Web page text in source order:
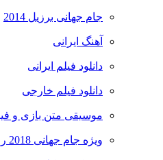
جام جهانی برزیل 2014
آهنگ ایرانی
دانلود فیلم ایرانی
دانلود فیلم خارجی
موسیقی متن بازی و
ویژه جام جهانی 2018 روسیه